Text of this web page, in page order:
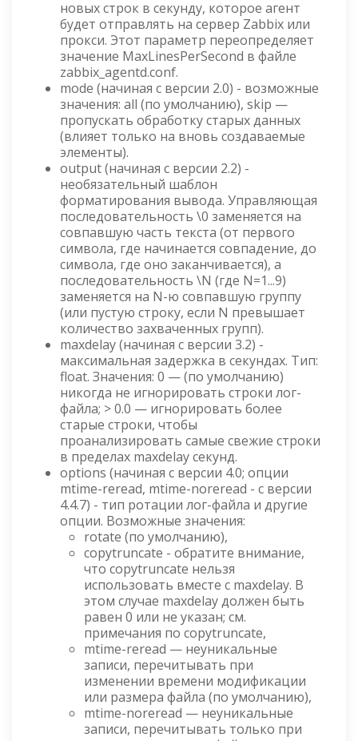
новых строк в секунду, которое агент
будет отправлять на сервер Zabbix или
прокси. Этот параметр переопределяет
значение MaxLinesPerSecond в файле
zabbix_agentd.conf.
mode (начиная с версии 2.0) - возможные
значения: all (по умолчанию), skip —
пропускать обработку старых данных
(влияет только на вновь создаваемые
элементы).
output (начиная с версии 2.2) -
необязательный шаблон
форматирования вывода. Управляющая
последовательность \0 заменяется на
совпавшую часть текста (от первого
символа, где начинается совпадение, до
символа, где оно заканчивается), а
последовательность \N (где N=1...9)
заменяется на N-ю совпавшую группу
(или пустую строку, если N превышает
количество захваченных групп).
maxdelay (начиная с версии 3.2) -
максимальная задержка в секундах. Тип:
float. Значения: 0 — (по умолчанию)
никогда не игнорировать строки лог-
файла; > 0.0 — игнорировать более
старые строки, чтобы
проанализировать самые свежие строки
в пределах maxdelay секунд.
options (начиная с версии 4.0; опции
mtime-reread, mtime-noreread - с версии
4.4.7) - тип ротации лог-файла и другие
опции. Возможные значения:
rotate (по умолчанию),
copytruncate - обратите внимание,
что copytruncate нельзя
использовать вместе с maxdelay. В
этом случае maxdelay должен быть
равен 0 или не указан; см.
примечания по copytruncate,
mtime-reread — неуникальные
записи, перечитывать при
изменении времени модификации
или размера файла (по умолчанию),
mtime-noreread — неуникальные
записи, перечитывать только при